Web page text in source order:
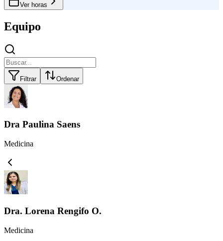
Ver horas
Equipo
Filtrar Ordenar
Dra Paulina Saens
Medicina
Dra. Lorena Rengifo O.
Medicina